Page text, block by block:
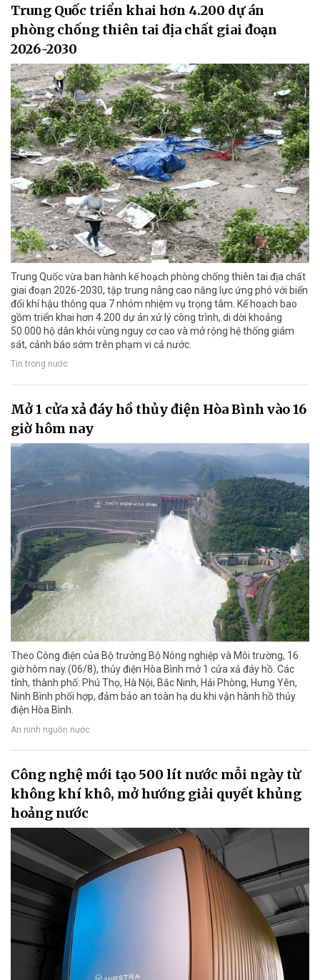
Trung Quốc triển khai hơn 4.200 dự án
phòng chống thiên tai địa chất giai đoạn
2026-2030
Trung Quốc vừa ban hành kế hoạch phòng chống thiên tai địa chất
giai đoạn 2026-2030, tập trung nâng cao năng lực ứng phó với biến
đổi khí hậu thông qua 7 nhóm nhiệm vụ trọng tâm. Kế hoạch bao
gồm triển khai hơn 4.200 dự án xử lý công trình, di dời khoảng
50.000 hộ dân khỏi vùng nguy cơ cao và mở rộng hệ thống giám
sát, cảnh báo sớm trên phạm vi cả nước.
Tin trong nước
Mở 1 cửa xả đáy hồ thủy điện Hòa Bình vào 16
giờ hôm nay
Theo Công điện của Bộ trưởng Bộ Nông nghiệp và Môi trường, 16
giờ hôm nay (06/8), thủy điện Hòa Bình mở 1 cửa xả đáy hồ. Các
tỉnh, thành phố: Phú Thọ, Hà Nội, Bắc Ninh, Hải Phòng, Hưng Yên,
Ninh Bình phối hợp, đảm bảo an toàn hạ du khi vận hành hồ thủy
điện Hòa Bình.
An ninh nguồn nước
Công nghệ mới tạo 500 lít nước mỗi ngày từ
không khí khô, mở hướng giải quyết khủng
hoảng nước